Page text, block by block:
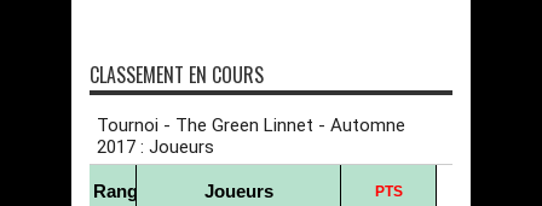
CLASSEMENT EN COURS